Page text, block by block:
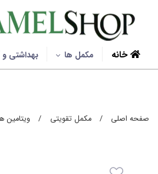
خانه مکمل ها بهداشتی و
صفحه اصلی / مکمل تقویتی / ویتامین